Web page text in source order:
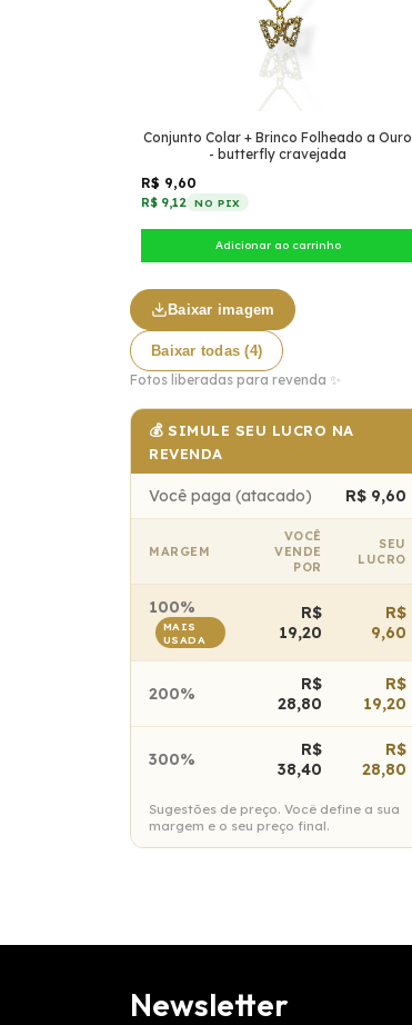
Conjunto Colar + Brinco Folheado a Ouro
- butterfly cravejada
R$ 9,60
R$ 9,12 NO PIX
Baixar imagem
Baixar todas (4)
Fotos liberadas para revenda ✨
💰 SIMULE SEU LUCRO NA
REVENDA
Você paga (atacado) R$ 9,60
MARGEM
VOCÊ
VENDE
POR
SEU
LUCRO
100%
MAIS
USADA
R$
19,20
R$
9,60
200%
R$
28,80
R$
19,20
300%
R$
38,40
R$
28,80
Sugestões de preço. Você define a sua
margem e o seu preço final.
Newsletter